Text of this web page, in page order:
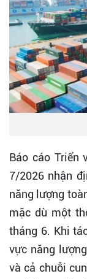
Báo cáo Triển
7/2026 nhận
năng lượng
mặc dù một
tháng 6. Khi
vực năng
và cả chuỗi